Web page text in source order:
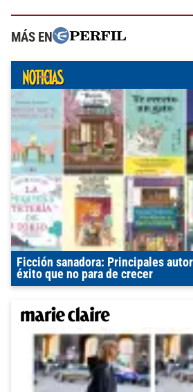
MÁS EN
Ficción sanadora: Principales
éxito que no para de crecer